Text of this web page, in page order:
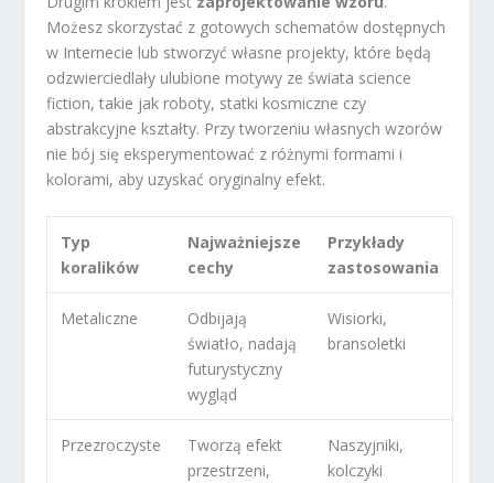
Możesz skorzystać z gotowych schematów dostępnych
w Internecie lub stworzyć własne projekty, które będą
odzwierciedlały ulubione motywy ze świata science
fiction, takie jak roboty, statki kosmiczne czy
abstrakcyjne kształty. Przy tworzeniu własnych wzorów
nie bój się eksperymentować z różnymi formami i
kolorami, aby uzyskać oryginalny efekt.
Typ
koralików
Najważniejsze
cechy
Przykłady
zastosowania
Metaliczne
Odbijają
światło, nadają
futurystyczny
wygląd
Wisiorki,
bransoletki
Przezroczyste
Tworzą efekt
przestrzeni,
Naszyjniki,
kolczyki